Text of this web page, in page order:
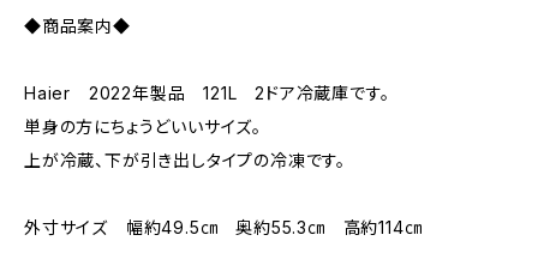
◆商品案内◆
Haier 2022年製品 121L 2ドア冷蔵庫です。
単身の方にちょうどいいサイズ。
上が冷蔵、下が引き出しタイプの冷凍です。
外寸サイズ 幅約49.5㎝ 奥約55.3㎝ 高約114㎝